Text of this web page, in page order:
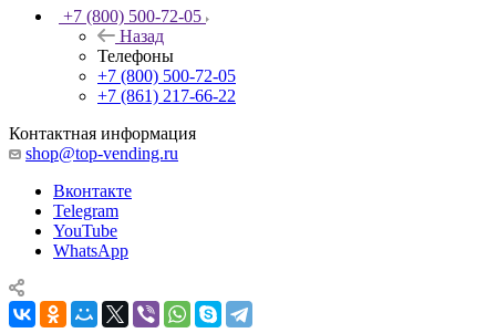
+7 (800) 500-72-05
Назад
Телефоны
+7 (800) 500-72-05
+7 (861) 217-66-22
Контактная информация
shop@top-vending.ru
Вконтакте
Telegram
YouTube
WhatsApp